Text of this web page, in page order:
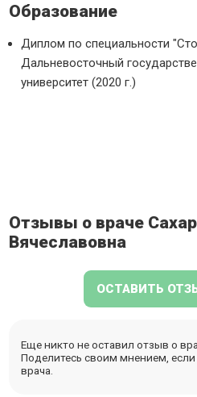
Образование
Диплом по специальности
Дальневосточный
университет (2020 г.)
Отзывы о враче
Вячеславовна
ОСТАВИТЬ
Еще никто не оставил отзыв о
Поделитесь своим мнением,
врача.